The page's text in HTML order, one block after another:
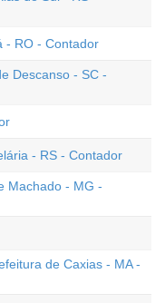
- RO - Contador
Descanso - SC -
- RS - Contador
Machado - MG -
de Caxias - MA -